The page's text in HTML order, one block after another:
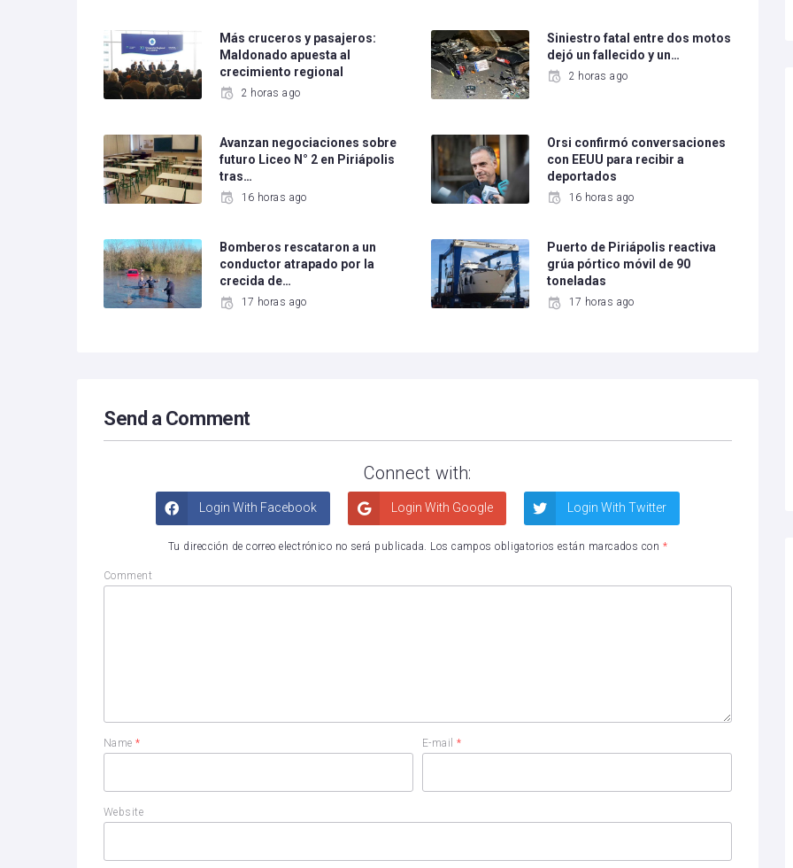
Más cruceros y pasajeros:
Maldonado apuesta al
crecimiento regional
2 horas ago
Siniestro fatal entre dos motos
dejó un fallecido y un…
2 horas ago
Avanzan negociaciones sobre
futuro Liceo N° 2 en Piriápolis
tras…
16 horas ago
Orsi confirmó conversaciones
con EEUU para recibir a
deportados
16 horas ago
Bomberos rescataron a un
conductor atrapado por la
crecida de…
17 horas ago
Puerto de Piriápolis reactiva
grúa pórtico móvil de 90
toneladas
17 horas ago
Send a Comment
Connect with:
Login With Facebook Login With Google Login With Twitter
Tu dirección de correo electrónico no será publicada. Los campos obligatorios están marcados con *
Comment
Name* E-mail*
Website